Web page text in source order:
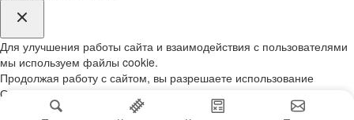
Для улучшения работы сайта и взаимодействия с пользователями
мы используем файлы cookie.
Продолжая работу с сайтом, вы разрешаете использование
Обработка вашей персональной информации на нашем сайте
осуществляется в соответствии с
Политикой конфиденциальности.